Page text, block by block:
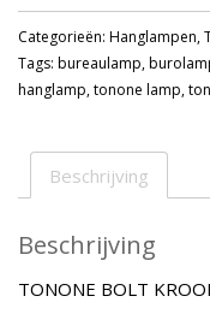
6ARM
SUNNY
YELLOW
aantal
Categorieën: Hanglampen,
Tags: bureaulamp,
hanglamp,tonone lamp,
Beschrijving
Beschrijving
TONONE BOLT